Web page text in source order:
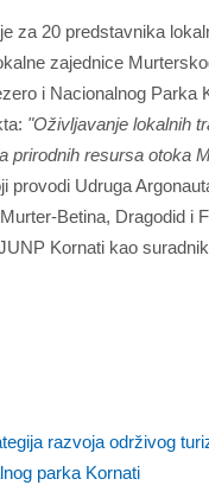
za 20 predstavnika
zajednice
i Nacionalnog Parka
"Oživljavanje lokalnih
prirodnih resursa otoka
provodi Udruga
Betina, Dragodid i
Kornati kao
razvoja održivog
parka Kornati